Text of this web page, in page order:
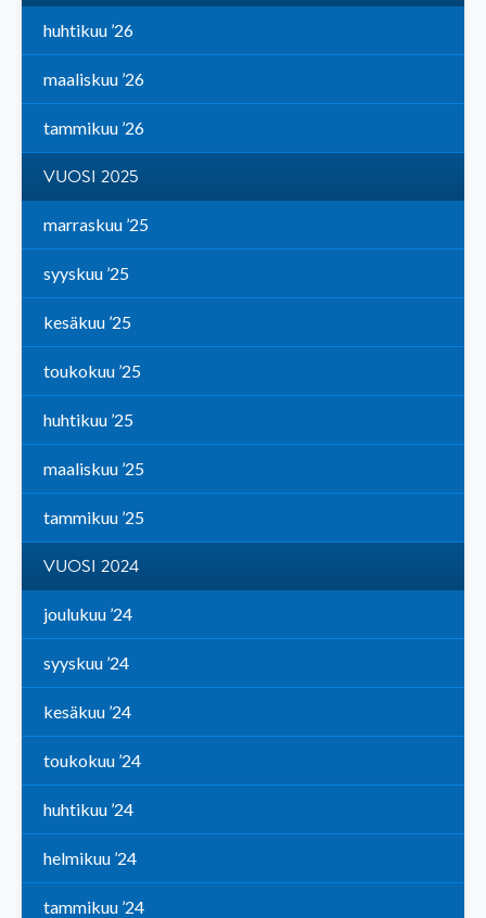
huhtikuu ’26
maaliskuu ’26
tammikuu ’26
VUOSI 2025
marraskuu ’25
syyskuu ’25
kesäkuu ’25
toukokuu ’25
huhtikuu ’25
maaliskuu ’25
tammikuu ’25
VUOSI 2024
joulukuu ’24
syyskuu ’24
kesäkuu ’24
toukokuu ’24
huhtikuu ’24
helmikuu ’24
tammikuu ’24